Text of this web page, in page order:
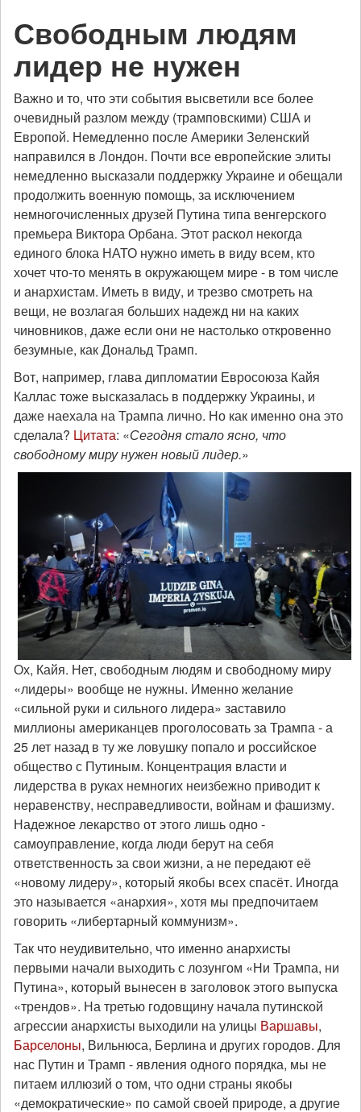
Свободным людям
лидер не нужен
Важно и то, что эти события высветили все более
очевидный разлом между (трамповскими) США и
Европой. Немедленно после Америки Зеленский
направился в Лондон. Почти все европейские элиты
немедленно высказали поддержку Украине и обещали
продолжить военную помощь, за исключением
немногочисленных друзей Путина типа венгерского
премьера Виктора Орбана. Этот раскол некогда
единого блока НАТО нужно иметь в виду всем, кто
хочет что-то менять в окружающем мире - в том числе
и анархистам. Иметь в виду, и трезво смотреть на
вещи, не возлагая больших надежд ни на каких
чиновников, даже если они не настолько откровенно
безумные, как Дональд Трамп.
Вот, например, глава дипломатии Евросоюза Кайя
Каллас тоже высказалась в поддержку Украины, и
даже наехала на Трампа лично. Но как именно она это
сделала? Цитата: «Сегодня стало ясно, что
свободному миру нужен новый лидер.»
Ох, Кайя. Нет, свободным людям и свободному миру
«лидеры» вообще не нужны. Именно желание
«сильной руки и сильного лидера» заставило
миллионы американцев проголосовать за Трампа - а
25 лет назад в ту же ловушку попало и российское
общество с Путиным. Концентрация власти и
лидерства в руках немногих неизбежно приводит к
неравенству, несправедливости, войнам и фашизму.
Надежное лекарство от этого лишь одно -
самоуправление, когда люди берут на себя
ответственность за свои жизни, а не передают её
«новому лидеру», который якобы всех спасёт. Иногда
это называется «анархия», хотя мы предпочитаем
говорить «либертарный коммунизм».
Так что неудивительно, что именно анархисты
первыми начали выходить с лозунгом «Ни Трампа, ни
Путина», который вынесен в заголовок этого выпуска
«трендов». На третью годовщину начала путинской
агрессии анархисты выходили на улицы Варшавы,
Барселоны, Вильнюса, Берлина и других городов. Для
нас Путин и Трамп - явления одного порядка, мы не
питаем иллюзий о том, что одни страны якобы
«демократические» по самой своей природе, а другие